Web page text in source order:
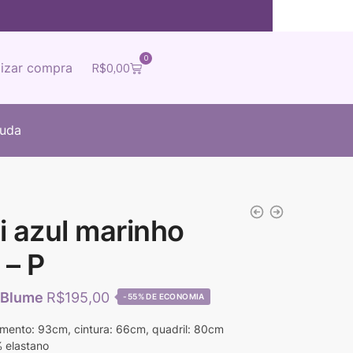
R$0,00
0
compra
azul marinho
P
R$195,00 -55%
93cm, cintura: 66cm, quadril: 80cm
elastano